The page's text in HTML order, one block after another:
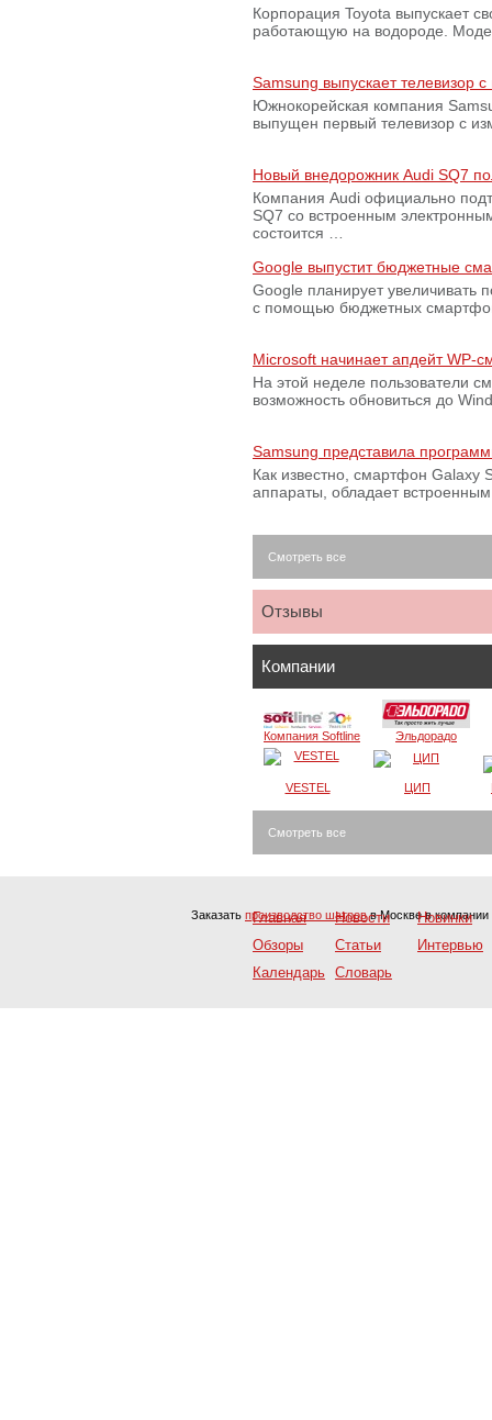
Корпорация Toyota выпускает
работающую на водороде.
Samsung выпускает телевизор
Южнокорейская компания
выпущен первый телевизор с
Новый внедорожник Audi SQ7
Компания Audi официально
SQ7 со встроенным
состоится …
Google выпустит бюджетные
Google планирует увеличивать
с помощью бюджетных
Microsoft начинает апдейт WP-
На этой неделе пользователи
возможность обновиться до
Samsung представила
Как известно, смартфон Galaxy
аппараты, обладает
Смотреть все
Отзывы
Компании
Компания Softline Эльдорадо
VESTEL ЦИП
Смотреть все
Главная Новости
Новинки
Обзоры
Статьи
Интервью
Календарь Словарь
Заказать производство шатровв Москве в компании